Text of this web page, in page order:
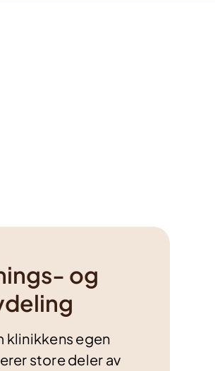
og
klinikkens egen
store deler av